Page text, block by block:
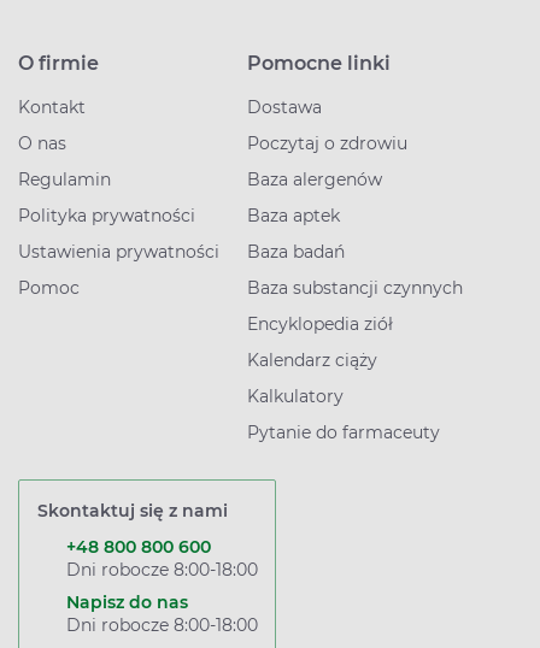
O firmie
Kontakt
O nas
Regulamin
Polityka prywatności
Ustawienia prywatności
Pomoc
Pomocne linki
Dostawa
Poczytaj o zdrowiu
Baza alergenów
Baza aptek
Baza badań
Baza substancji czynnych
Encyklopedia ziół
Kalendarz ciąży
Kalkulatory
Pytanie do farmaceuty
Skontaktuj się z nami
+48 800 800 600
Dni robocze 8:00-18:00
Napisz do nas
Dni robocze 8:00-18:00